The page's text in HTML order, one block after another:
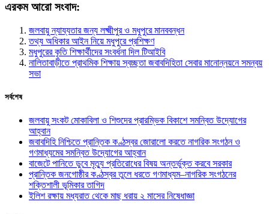
এরকম আরো সংবাদ:
জলবায়ু ন্যায্যতার জন্য লক্ষ্মীপুর ও মধুপুরে মানববন্ধন
তথ্য অধিকার আইন নিয়ে মধুপুরে প্রশিক্ষণ
মধুপুরের কৃতি শিক্ষার্থীদের সংবর্ধনা দিল টিআইবি
নালিতাবাড়ীতে প্রাথমিক শিক্ষায় স্বচ্ছতা জবাবদিহিতা সেবার মানোন্নয়নে সমন্বয়
সভা
সর্বশেষ
জলবায়ু সংকট মোকাবিলা ও শিশুদের প্রারম্ভিক বিকাশে সমন্বিত উদ্যোগের
আহ্বান
জবাবদিহি নিশ্চিতে প্রান্তিক কণ্ঠস্বর জোরালো করতে নাগরিক সংগঠন ও
গণমাধ্যমের সমন্বিত উদ্যোগের আহ্বান
বাজেটে পানিতে ডুবে মৃত্যু প্রতিরোধের বিষয় অন্তর্ভুক্ত করবে সরকার
প্রান্তিক জনগোষ্ঠীর কণ্ঠস্বর তুলে ধরতে গণমাধ্যম–নাগরিক সংগঠনের
শক্তিশালী ভূমিকার তাগিদ
ইলিশ রক্ষায় মধ্যরাত থেকে মাছ ধরায় ২ মাসের নিষেধাজ্ঞা